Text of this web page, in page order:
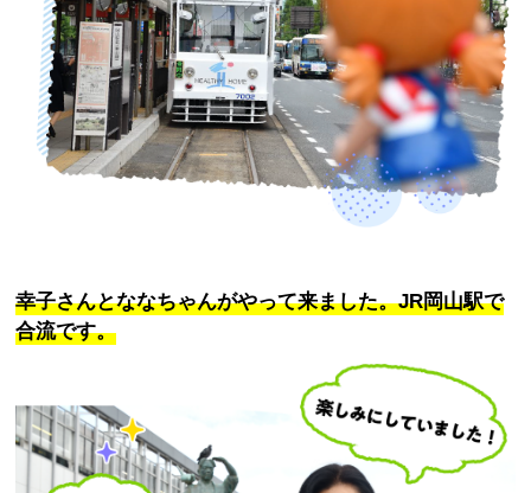
幸子さんとななちゃんがやって来ました。JR岡山駅で
合流です。